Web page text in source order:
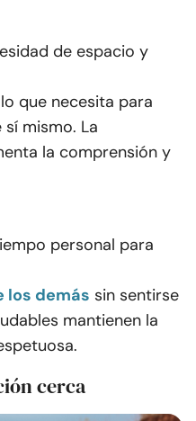
de espacio y
que necesita para
mismo. La
la comprensión y
personal para
los demás sin sentirse
mantienen la
cerca